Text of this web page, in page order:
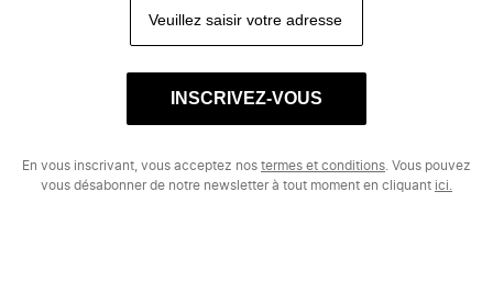
INSCRIVEZ-VOUS
En vous inscrivant, vous acceptez nos termes et conditions . Vous pouvez
vous désabonner de notre newsletter à tout moment en cliquant ici.